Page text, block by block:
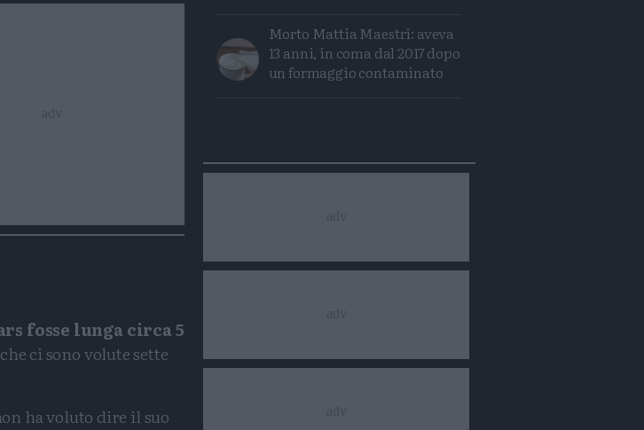
fosse lunga circa 5
ci sono volute sette
ha voluto dire il suo
Morto Mattia Maestri: aveva
13 anni, in coma dal 2017 dopo
un formaggio contaminato